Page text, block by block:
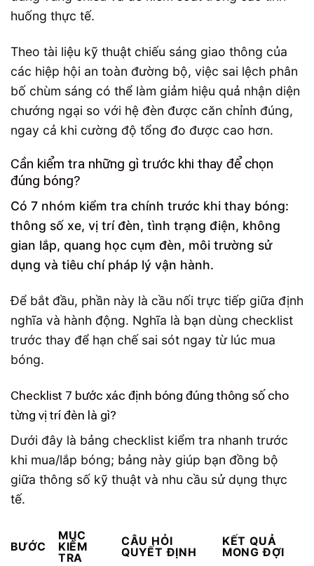
huống thực tế.
Theo tài liệu kỹ thuật chiếu sáng giao thông của
các hiệp hội an toàn đường bộ, việc sai lệch phân
bố chùm sáng có thể làm giảm hiệu quả nhận diện
chướng ngại so với hệ đèn được căn chỉnh đúng,
ngay cả khi cường độ tổng đo được cao hơn.
Cần kiểm tra những gì trước khi thay để chọn
đúng bóng?
Có 7 nhóm kiểm tra chính trước khi thay bóng:
thông số xe, vị trí đèn, tình trạng điện, không
gian lắp, quang học cụm đèn, môi trường sử
dụng và tiêu chí pháp lý vận hành.
Để bắt đầu, phần này là cầu nối trực tiếp giữa định
nghĩa và hành động. Nghĩa là bạn dùng checklist
trước thay để hạn chế sai sót ngay từ lúc mua
bóng.
Checklist 7 bước xác định bóng đúng thông số cho
từng vị trí đèn là gì?
Dưới đây là bảng checklist kiểm tra nhanh trước
khi mua/lắp bóng; bảng này giúp bạn đồng bộ
giữa thông số kỹ thuật và nhu cầu sử dụng thực
tế.
BƯỚC
MỤC
KIỂM
TRA
CÂU HỎI
QUYẾT ĐỊNH
KẾT QUẢ
MONG ĐỢI